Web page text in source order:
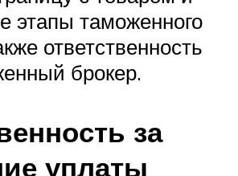
этапы таможенного
ответственность
брокер.
за
уплаты